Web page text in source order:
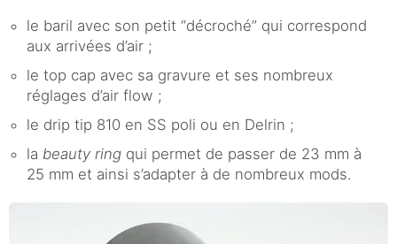
le baril avec son petit “décroché” qui correspond
aux arrivées d’air ;
le top cap avec sa gravure et ses nombreux
réglages d’air flow ;
le drip tip 810 en SS poli ou en Delrin ;
la beauty ring qui permet de passer de 23 mm à
25 mm et ainsi s’adapter à de nombreux mods.